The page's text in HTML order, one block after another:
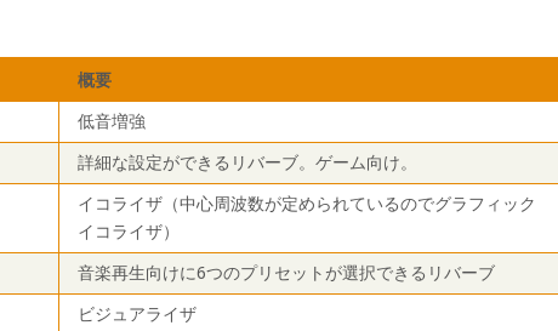
概要
低音増強
詳細な設定ができるリバーブ。ゲーム向け。
イコライザ（中心周波数が定められているのでグラフィック
イコライザ）
音楽再生向けに6つのプリセットが選択できるリバーブ
ビジュアライザ